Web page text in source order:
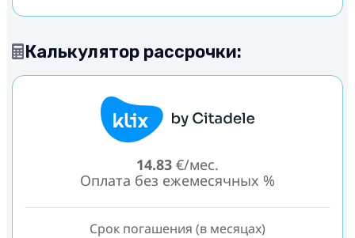
Калькулятор рассрочки:
14.83 €/мес.
Оплата без ежемесячных %
Срок погашения (в месяцах)